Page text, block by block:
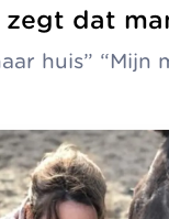
zegt dat
huis” “Mijn